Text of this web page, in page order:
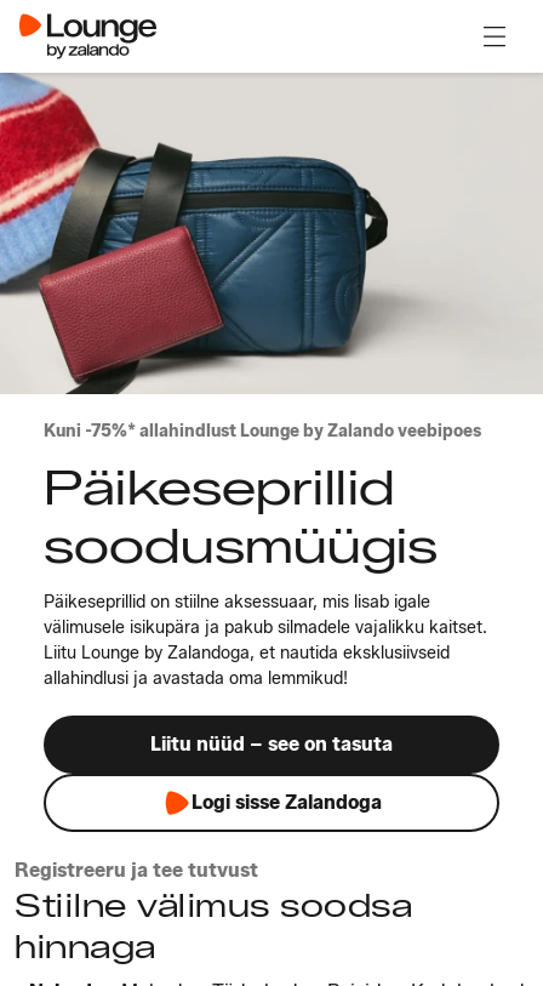
Kuni -75%* allahindlust Lounge by Zalando veebipoes
Päikeseprillid
soodusmüügis
Päikeseprillid on stiilne aksessuaar, mis lisab igale
välimusele isikupära ja pakub silmadele vajalikku kaitset.
Liitu Lounge by Zalandoga, et nautida eksklusiivseid
allahindlusi ja avastada oma lemmikud!
Liitu nüüd – see on tasuta
Logi sisse Zalandoga
Registreeru ja tee tutvust
Stiilne välimus soodsa
hinnaga